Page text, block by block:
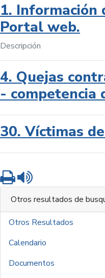
1. Información
Portal web.
Descripción
4. Quejas
- competencia
30. Víctimas
Imprimir
Otros resultados de
Otros Resultados
Calendario
Documentos